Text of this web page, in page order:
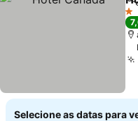
1
Selecione as datas para